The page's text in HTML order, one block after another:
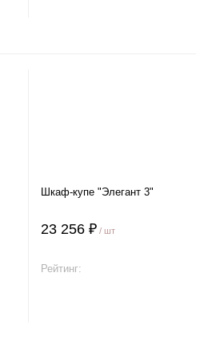
Шкаф-купе "Элегант 3"
23 256 ₽ / шт
Рейтинг: